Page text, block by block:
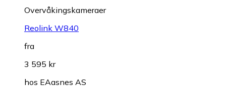
Overvåkings­kameraer
Reolink W840
fra
3 595 kr
hos EAasnes AS